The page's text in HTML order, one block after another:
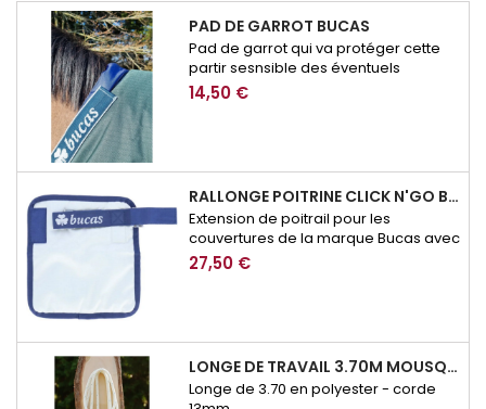
PAD DE GARROT BUCAS
Pad de garrot qui va protéger cette
partir sesnsible des éventuels
frottement de couverture.
14,50 €
RALLONGE POITRINE CLICK N'GO BUCAS
Extension de poitrail pour les
couvertures de la marque Bucas avec
système de fermeture Click n'Go
27,50 €
LONGE DE TRAVAIL 3.70M MOUSQUETON SECURITE BROCKAMP
Longe de 3.70 en polyester - corde